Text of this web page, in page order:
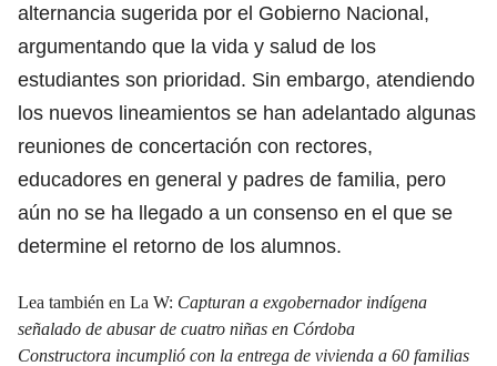
alternancia sugerida por el Gobierno Nacional,
argumentando que la vida y salud de los
estudiantes son prioridad. Sin embargo, atendiendo
los nuevos lineamientos se han adelantado algunas
reuniones de concertación con rectores,
educadores en general y padres de familia, pero
aún no se ha llegado a un consenso en el que se
determine el retorno de los alumnos.
Lea también en La W: Capturan a exgobernador indígena
señalado de abusar de cuatro niñas en Córdoba
Constructora incumplió con la entrega de vivienda a 60 familias